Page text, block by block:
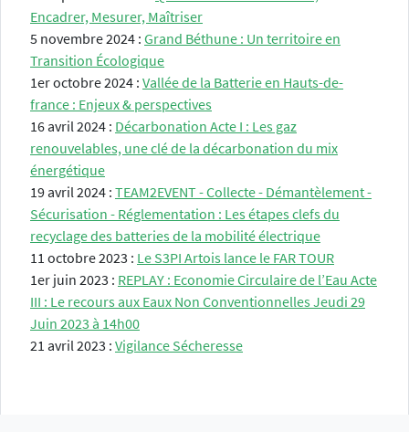
Encadrer, Mesurer, Maîtriser
5 novembre 2024 : Grand Béthune : Un territoire en
Transition Écologique
1er octobre 2024 : Vallée de la Batterie en Hauts-de-
france : Enjeux & perspectives
16 avril 2024 : Décarbonation Acte I : Les gaz
renouvelables, une clé de la décarbonation du mix
énergétique
19 avril 2024 : TEAM2EVENT - Collecte - Démantèlement -
Sécurisation - Réglementation : Les étapes clefs du
recyclage des batteries de la mobilité électrique
11 octobre 2023 : Le S3PI Artois lance le FAR TOUR
1er juin 2023 : REPLAY : Economie Circulaire de l’Eau Acte
III : Le recours aux Eaux Non Conventionnelles Jeudi 29
Juin 2023 à 14h00
21 avril 2023 : Vigilance Sécheresse